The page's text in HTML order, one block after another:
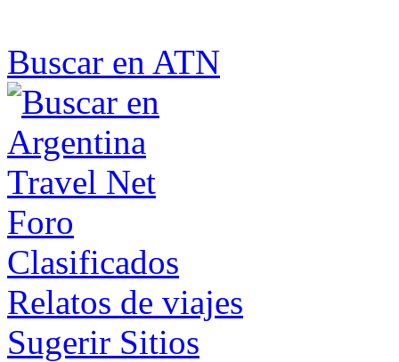
Buscar en ATN
Foro
Clasificados
Relatos de viajes
Sugerir Sitios